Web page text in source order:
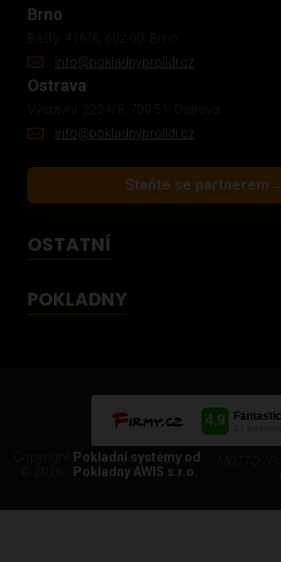
Brno
info@pokladnyprolidi.cz
Ostrava
info@pokladnyprolidi.cz
Staňte se partnerem →
OSTATNÍ
POKLADNY
Pokladní systémy od
Pokladny AWIS s.r.o.